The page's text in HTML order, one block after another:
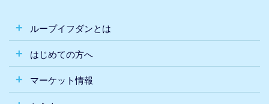
ループイフダンとは
はじめての方へ
マーケット情報